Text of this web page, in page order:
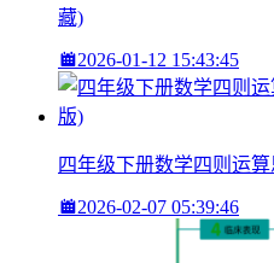
藏)
2026-01-12 15:43:45
四年级下册数学四则运
2026-02-07 05:39:46